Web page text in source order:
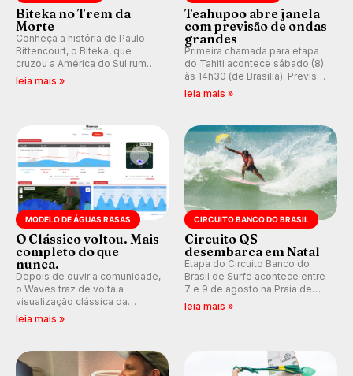
Biteka no Trem da
Morte
Conheça a história de Paulo
Bittencourt, o Biteka, que
cruzou a América do Sul rumo
ao Pacífico em uma jornada
leia mais »
Teahupoo abre janela
com previsão de ondas
grandes
Primeira chamada para etapa
do Tahiti acontece sábado (8)
às 14h30 (de Brasília). Previsão
indica swell consistente.
Kelly Slater convidado.
leia mais »
MODELO DE ÁGUAS RASAS
O Clássico voltou. Mais
completo do que
nunca.
Depois de ouvir a comunidade,
o Waves traz de volta a
visualização clássica da
previsão de águas rasas,
ondas para até 16 dias.
leia mais »
CIRCUITO BANCO DO BRASIL
Circuito QS
desembarca em Natal
Etapa do Circuito Banco do
Brasil de Surfe acontece entre
7 e 9 de agosto na Praia de
Miami (RN), em disputas
leia mais »